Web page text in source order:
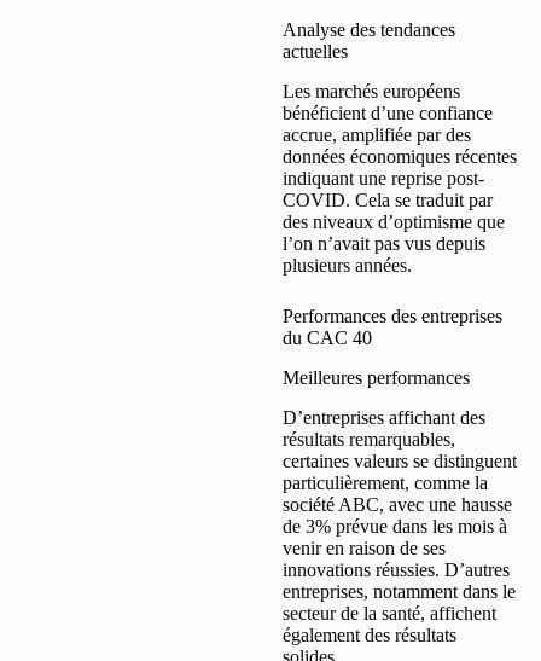
Analyse des tendances
actuelles
Les marchés européens
bénéficient d’une confiance
accrue, amplifiée par des
données économiques récentes
indiquant une reprise post-
COVID. Cela se traduit par
des niveaux d’optimisme que
l’on n’avait pas vus depuis
plusieurs années.
Performances des entreprises
du CAC 40
Meilleures performances
D’entreprises affichant des
résultats remarquables,
certaines valeurs se distinguent
particulièrement, comme la
société ABC, avec une hausse
de 3% prévue dans les mois à
venir en raison de ses
innovations réussies. D’autres
entreprises, notamment dans le
secteur de la santé, affichent
également des résultats
solides.